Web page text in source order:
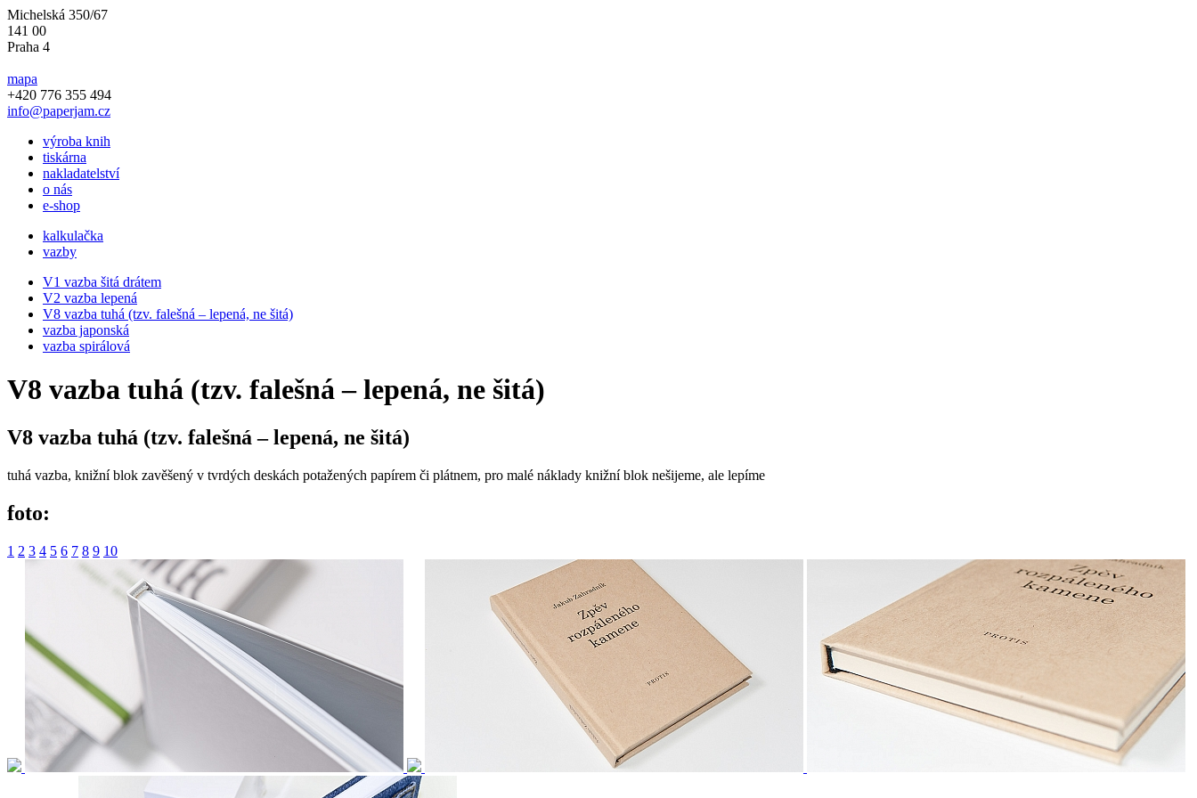
Michelská 350/67
141 00
Praha 4
mapa
+420 776 355 494
info@paperjam.cz
výroba knih
tiskárna
nakladatelství
o nás
e-shop
kalkulačka
vazby
V1 vazba šitá drátem
V2 vazba lepená
V8 vazba tuhá (tzv. falešná – lepená, ne šitá)
vazba japonská
vazba spirálová
V8 vazba tuhá (tzv. falešná – lepená, ne šitá)
V8 vazba tuhá (tzv. falešná – lepená, ne šitá)
tuhá vazba, knižní blok zavěšený v tvrdých deskách potažených papírem či plátnem, pro malé náklady knižní blok nešijeme, ale lepíme
foto:
1 2 3 4 5 6 7 8 9 10